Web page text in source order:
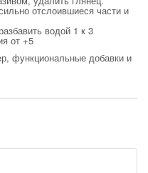
отслоившиеся части и
водой 1 к 3
от +5
функциональные добавки и